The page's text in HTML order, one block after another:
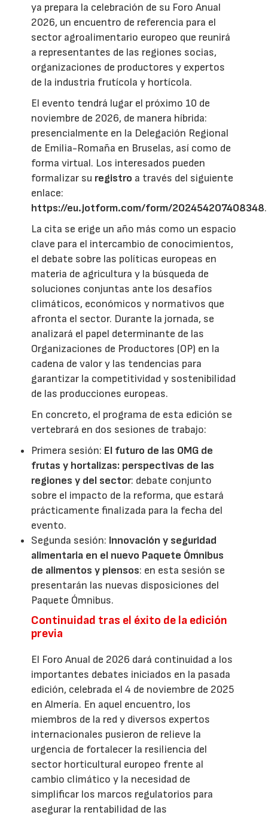
ya prepara la celebración de su Foro Anual
2026, un encuentro de referencia para el
sector agroalimentario europeo que reunirá
a representantes de las regiones socias,
organizaciones de productores y expertos
de la industria frutícola y hortícola.
El evento tendrá lugar el próximo 10 de
noviembre de 2026, de manera híbrida:
presencialmente en la Delegación Regional
de Emilia-Romaña en Bruselas, así como de
forma virtual. Los interesados pueden
formalizar su registro a través del siguiente
enlace:
https://eu.jotform.com/form/202454207408348.
La cita se erige un año más como un espacio
clave para el intercambio de conocimientos,
el debate sobre las políticas europeas en
materia de agricultura y la búsqueda de
soluciones conjuntas ante los desafíos
climáticos, económicos y normativos que
afronta el sector. Durante la jornada, se
analizará el papel determinante de las
Organizaciones de Productores (OP) en la
cadena de valor y las tendencias para
garantizar la competitividad y sostenibilidad
de las producciones europeas.
En concreto, el programa de esta edición se
vertebrará en dos sesiones de trabajo:
Primera sesión: El futuro de las OMG de
frutas y hortalizas: perspectivas de las
regiones y del sector: debate conjunto
sobre el impacto de la reforma, que estará
prácticamente finalizada para la fecha del
evento.
Segunda sesión: Innovación y seguridad
alimentaria en el nuevo Paquete Ómnibus
de alimentos y piensos: en esta sesión se
presentarán las nuevas disposiciones del
Paquete Ómnibus.
Continuidad tras el éxito de la edición
previa
El Foro Anual de 2026 dará continuidad a los
importantes debates iniciados en la pasada
edición, celebrada el 4 de noviembre de 2025
en Almería. En aquel encuentro, los
miembros de la red y diversos expertos
internacionales pusieron de relieve la
urgencia de fortalecer la resiliencia del
sector horticultural europeo frente al
cambio climático y la necesidad de
simplificar los marcos regulatorios para
asegurar la rentabilidad de las